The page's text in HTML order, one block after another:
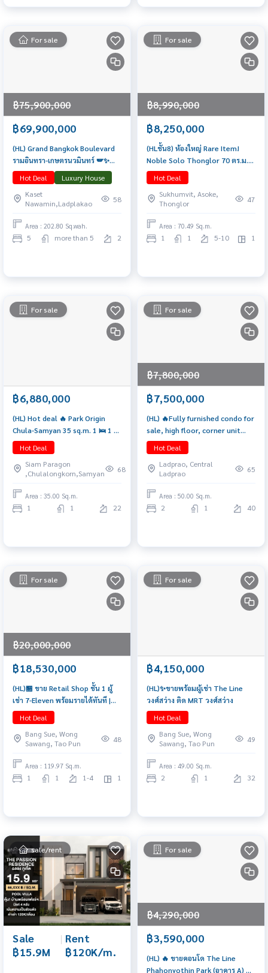
For sale
฿75,900,000
฿69,900,000
(HL) Grand Bangkok Boulevard
รามอินทรา-เกษตรนวมินทร์ 🪽✨
591 ตร.ม. ที่ดินครึ่งไร่ 5 นอน 6 น้ำ
5 จอด นัดชมบ้าน 065-6956939
(ลูกเกด)
Hot Deal
Luxury House
Kaset
Nawamin,Ladplakao
58
Area : 202.80 Sq.wah.
5 more than 5 2
For sale
฿8,990,000
฿8,250,000
(HLชั้น8) ห้องใหญ่ Rare Item!
Noble Solo Thonglor 70 ตร.ม.
ห้องมุม รีโนเวทใหม่ 📲
𝟎𝟔𝟒-𝟕𝟗𝟒𝟒𝟐𝟔𝟑(คุณน้ำ)
Hot Deal
Sukhumvit, Asoke,
Thonglor
47
Area : 70.49 Sq.m.
1 1 5-10 1
For sale
฿6,880,000
(HL) Hot deal 🔥 Park Origin
Chula-Samyan 35 sq.m. 1 🛌 1 🛁
Duo Space นัดชมห้อง 065-
6956939 (ลูกเกด)
Hot Deal
Siam Paragon
,Chulalongkorn,Samyan
68
Area : 35.00 Sq.m.
1 1 22
For sale
฿7,800,000
฿7,500,000
(HL) 🔥Fully furnished condo for
sale, high floor, corner unit
with beautiful view🔥 Life
Ladprao (2 bedrooms, 1
bathroom, 50 sq.m.) Only 7.5
MB!! Tel. 0922635410 Earth
Hot Deal
Ladprao, Central
Ladprao
65
Area : 50.00 Sq.m.
2 1 40
For sale
฿20,000,000
฿18,530,000
(HL)🏪 ขาย Retail Shop ชั้น 1 ผู้
เช่า 7-Eleven พร้อมรายได้ทันที |
Niche Pride เตาปูน-อินเตอร์เชนจ์
🔥 ลงทุนร้านค้า ติด MRT 2 สาย |
Passive Income 55,000 บาท/
เดือน | Freehold | พร้อมโอน
Hot Deal
Bang Sue, Wong
Sawang, Tao Pun
48
Area : 119.97 Sq.m.
1 1 1-4 1
For sale
฿4,150,000
(HL)✨ขายพร้อมผู้เช่า The Line
วงศ์สว่าง ติด MRT วงศ์สว่าง
Hot Deal
Bang Sue, Wong
Sawang, Tao Pun
49
Area : 49.00 Sq.m.
2 1 32
sale/rent
Sale
฿15.9M
| Rent
฿120K/m.
For sale
฿4,290,000
฿3,590,000
(HL) 🔥 ขายคอนโด The Line
Phahonyothin Park (อาคาร A) 🔥